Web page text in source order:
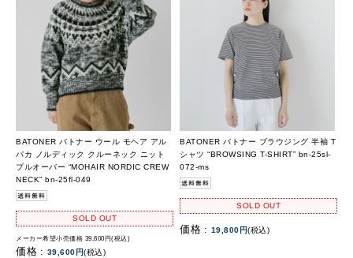
BATONER バトナー ウール モヘア アル
パカ ノルディック クルーネック ニット
プルオーバー “MOHAIR NORDIC CREW
NECK” bn-25fl-049
SOLD OUT
メーカー希望小売価格 39,600円(税込)
価格 : 39,600円(税込)
BATONER バトナー ブラウジング 半袖 T
シャツ “BROWSING T-SHIRT” bn-25sl-
072-ms
SOLD OUT
価格 : 19,800円(税込)